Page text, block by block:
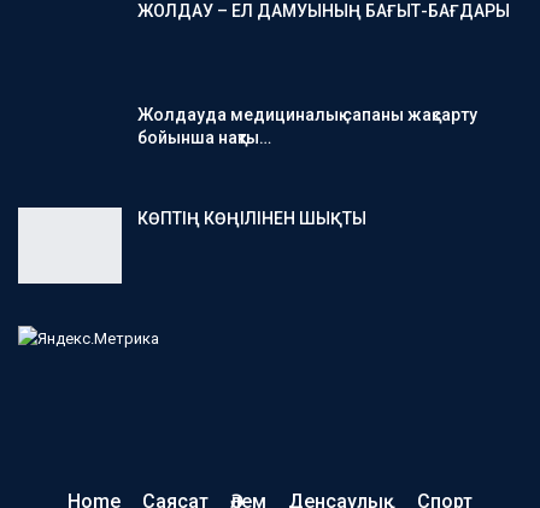
ЖОЛДАУ – ЕЛ ДАМУЫНЫҢ БАҒЫТ-БАҒДАРЫ
Жолдауда медициналық сапаны жақсарту
бойынша нақты…
КӨПТІҢ КӨҢІЛІНЕН ШЫҚТЫ
Home Саясат Әлем Денсаулық Спорт